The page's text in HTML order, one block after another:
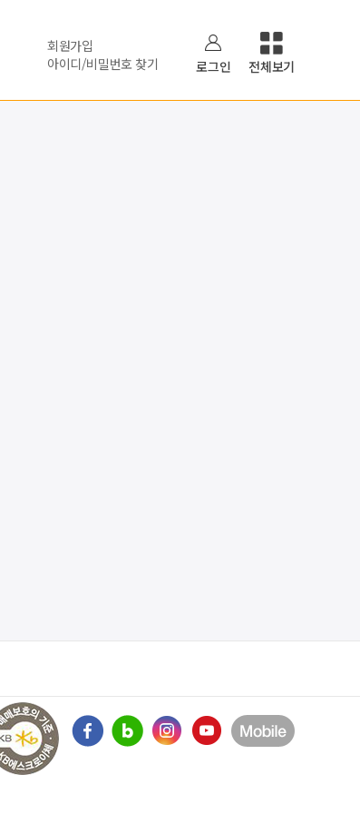
회원가입
아이디/비밀번호 찾기
로그인 전체보기